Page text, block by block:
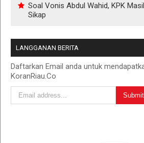
Soal Vonis Abdul Wahid, KPK
Sikap
LANGGANAN BERITA
Daftarkan Email anda untuk
KoranRiau.Co